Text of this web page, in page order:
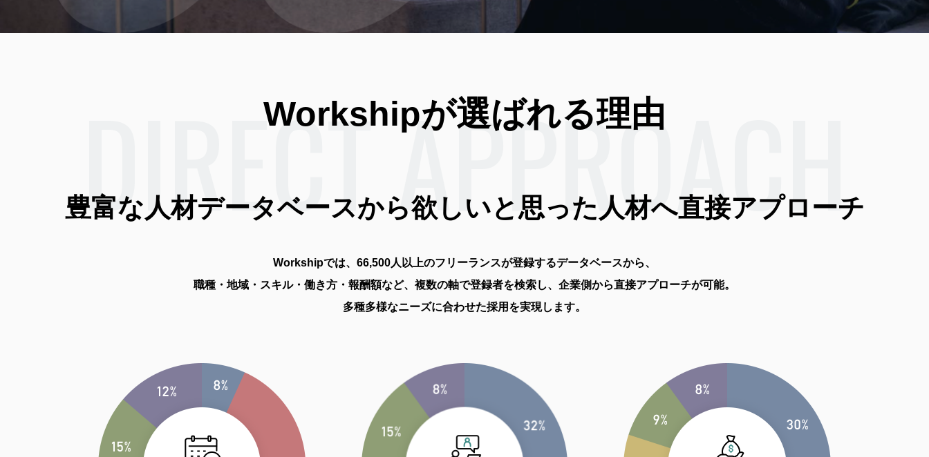
DIRECTAPPROACH
Workshipが選ばれる理由
豊富な人材データベースから欲しいと思った人材へ直接アプローチ
Workshipでは、66,500人以上のフリーランスが登録するデータベースから、
職種・地域・スキル・働き方・報酬額など、 複数の軸で登録者を検索し、 企業側から直接アプローチが可能。
多種多様なニーズに合わせた採用を実現します。